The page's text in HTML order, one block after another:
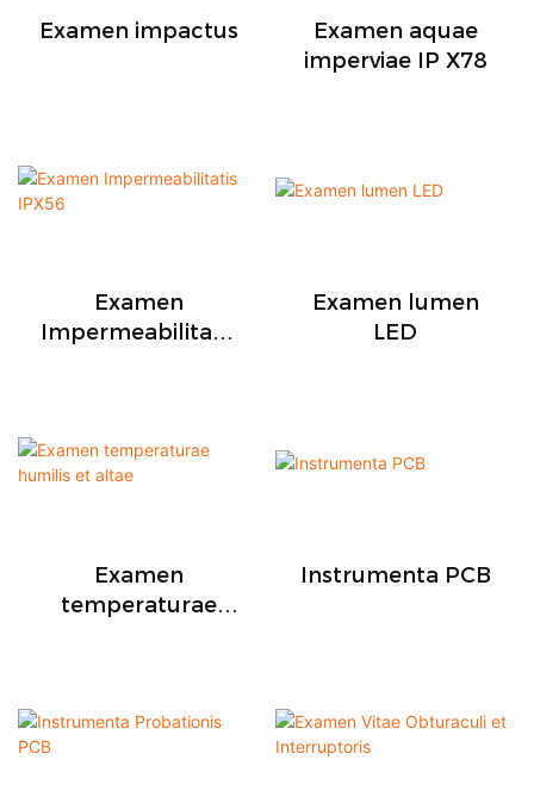
Examen impactus
Examen aquae
imperviae IP X78
Examen
Impermeabilitatis
Examen lumen
LED
Examen
temperaturae
Instrumenta PCB